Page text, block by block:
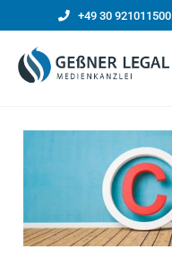
+49 30 921011500